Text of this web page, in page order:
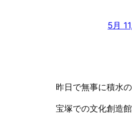
5月
昨日で無事に積水
宝塚での文化創造